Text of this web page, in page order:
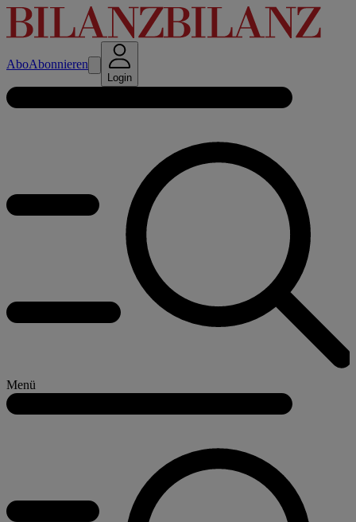
AboAbonnieren
Login
Menü